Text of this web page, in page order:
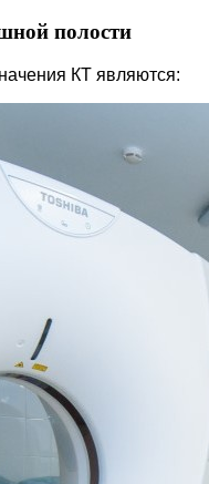
полости
КТ являются: